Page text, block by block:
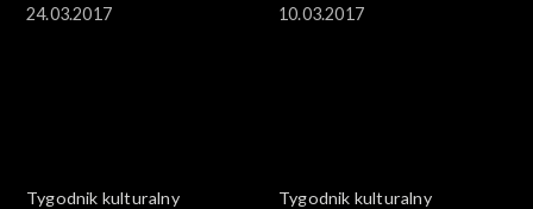
24.03.2017
10.03.2017
Tygodnik kulturalny
Tygodnik kulturalny